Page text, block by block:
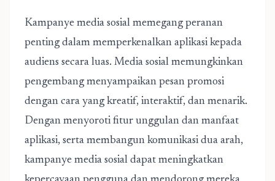
Kampanye media sosial memegang peranan
penting dalam memperkenalkan aplikasi kepada
audiens secara luas. Media sosial memungkinkan
pengembang menyampaikan pesan promosi
dengan cara yang kreatif, interaktif, dan menarik.
Dengan menyoroti fitur unggulan dan manfaat
aplikasi, serta membangun komunikasi dua arah,
kampanye media sosial dapat meningkatkan